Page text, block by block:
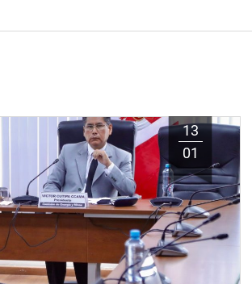
13
01